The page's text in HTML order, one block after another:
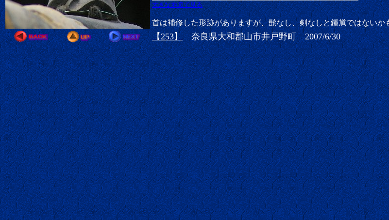
大きな地図で見る
首は補修した形跡がありますが、髭なし、剣なしと鍾馗ではない
【253】奈良県大和郡山市井戸野町 2007/6/30